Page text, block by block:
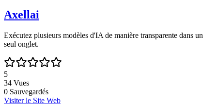
Axellai
Exécutez plusieurs modèles d'IA de manière transparente dans un
seul onglet.
5
34 Vues
0 Sauvegardés
Visiter le Site Web